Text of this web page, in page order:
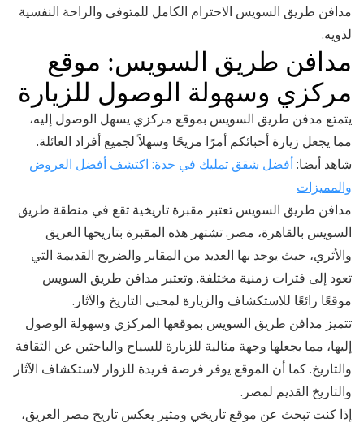
مدافن طريق السويس الاحترام الكامل للمتوفي والراحة النفسية
لذويه.
مدافن طريق السويس: موقع
مركزي وسهولة الوصول للزيارة
يتمتع مدفن طريق السويس بموقع مركزي يسهل الوصول إليه،
مما يجعل زيارة أحبائكم أمرًا مريحًا وسهلاً لجميع أفراد العائلة.
شاهد أيضا:أفضل شقق تمليك في جدة: اكتشف أفضل العروض
والمميزات
مدافن طريق السويس تعتبر مقبرة تاريخية تقع في منطقة طريق
السويس بالقاهرة، مصر. تشتهر هذه المقبرة بتاريخها العريق
والأثري، حيث يوجد بها العديد من المقابر والضريح القديمة التي
تعود إلى فترات زمنية مختلفة. وتعتبر مدافن طريق السويس
موقعًا رائعًا للاستكشاف والزيارة لمحبي التاريخ والآثار.
تتميز مدافن طريق السويس بموقعها المركزي وسهولة الوصول
إليها، مما يجعلها وجهة مثالية للزيارة للسياح والباحثين عن الثقافة
والتاريخ. كما أن الموقع يوفر فرصة فريدة للزوار لاستكشاف الآثار
والتاريخ القديم لمصر.
إذا كنت تبحث عن موقع تاريخي ومثير يعكس تاريخ مصر العريق،